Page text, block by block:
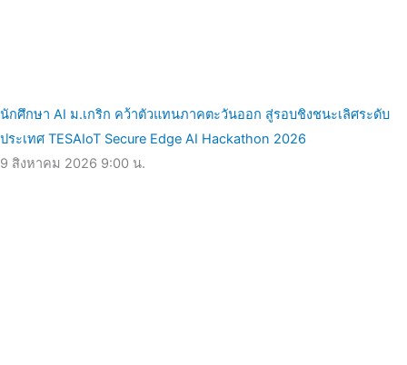
นักศึกษา AI ม.เกริก คว้าตัวแทนภาคตะวันออก สู่รอบชิงชนะเลิศระดับ
ประเทศ TESAIoT Secure Edge AI Hackathon 2026
9 สิงหาคม 2026 9:00 น.